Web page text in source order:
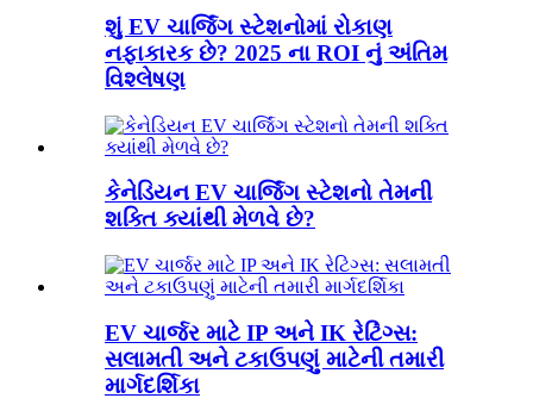
શું EV ચાર્જિંગ સ્ટેશનોમાં રોકાણ
નફાકારક છે? 2025 ના ROI નું અંતિમ
વિશ્લેષણ
કેનેડિયન EV ચાર્જિંગ સ્ટેશનો તેમની
શક્તિ ક્યાંથી મેળવે છે?
EV ચાર્જર માટે IP અને IK રેટિંગ્સ:
સલામતી અને ટકાઉપણું માટેની તમારી
માર્ગદર્શિકા